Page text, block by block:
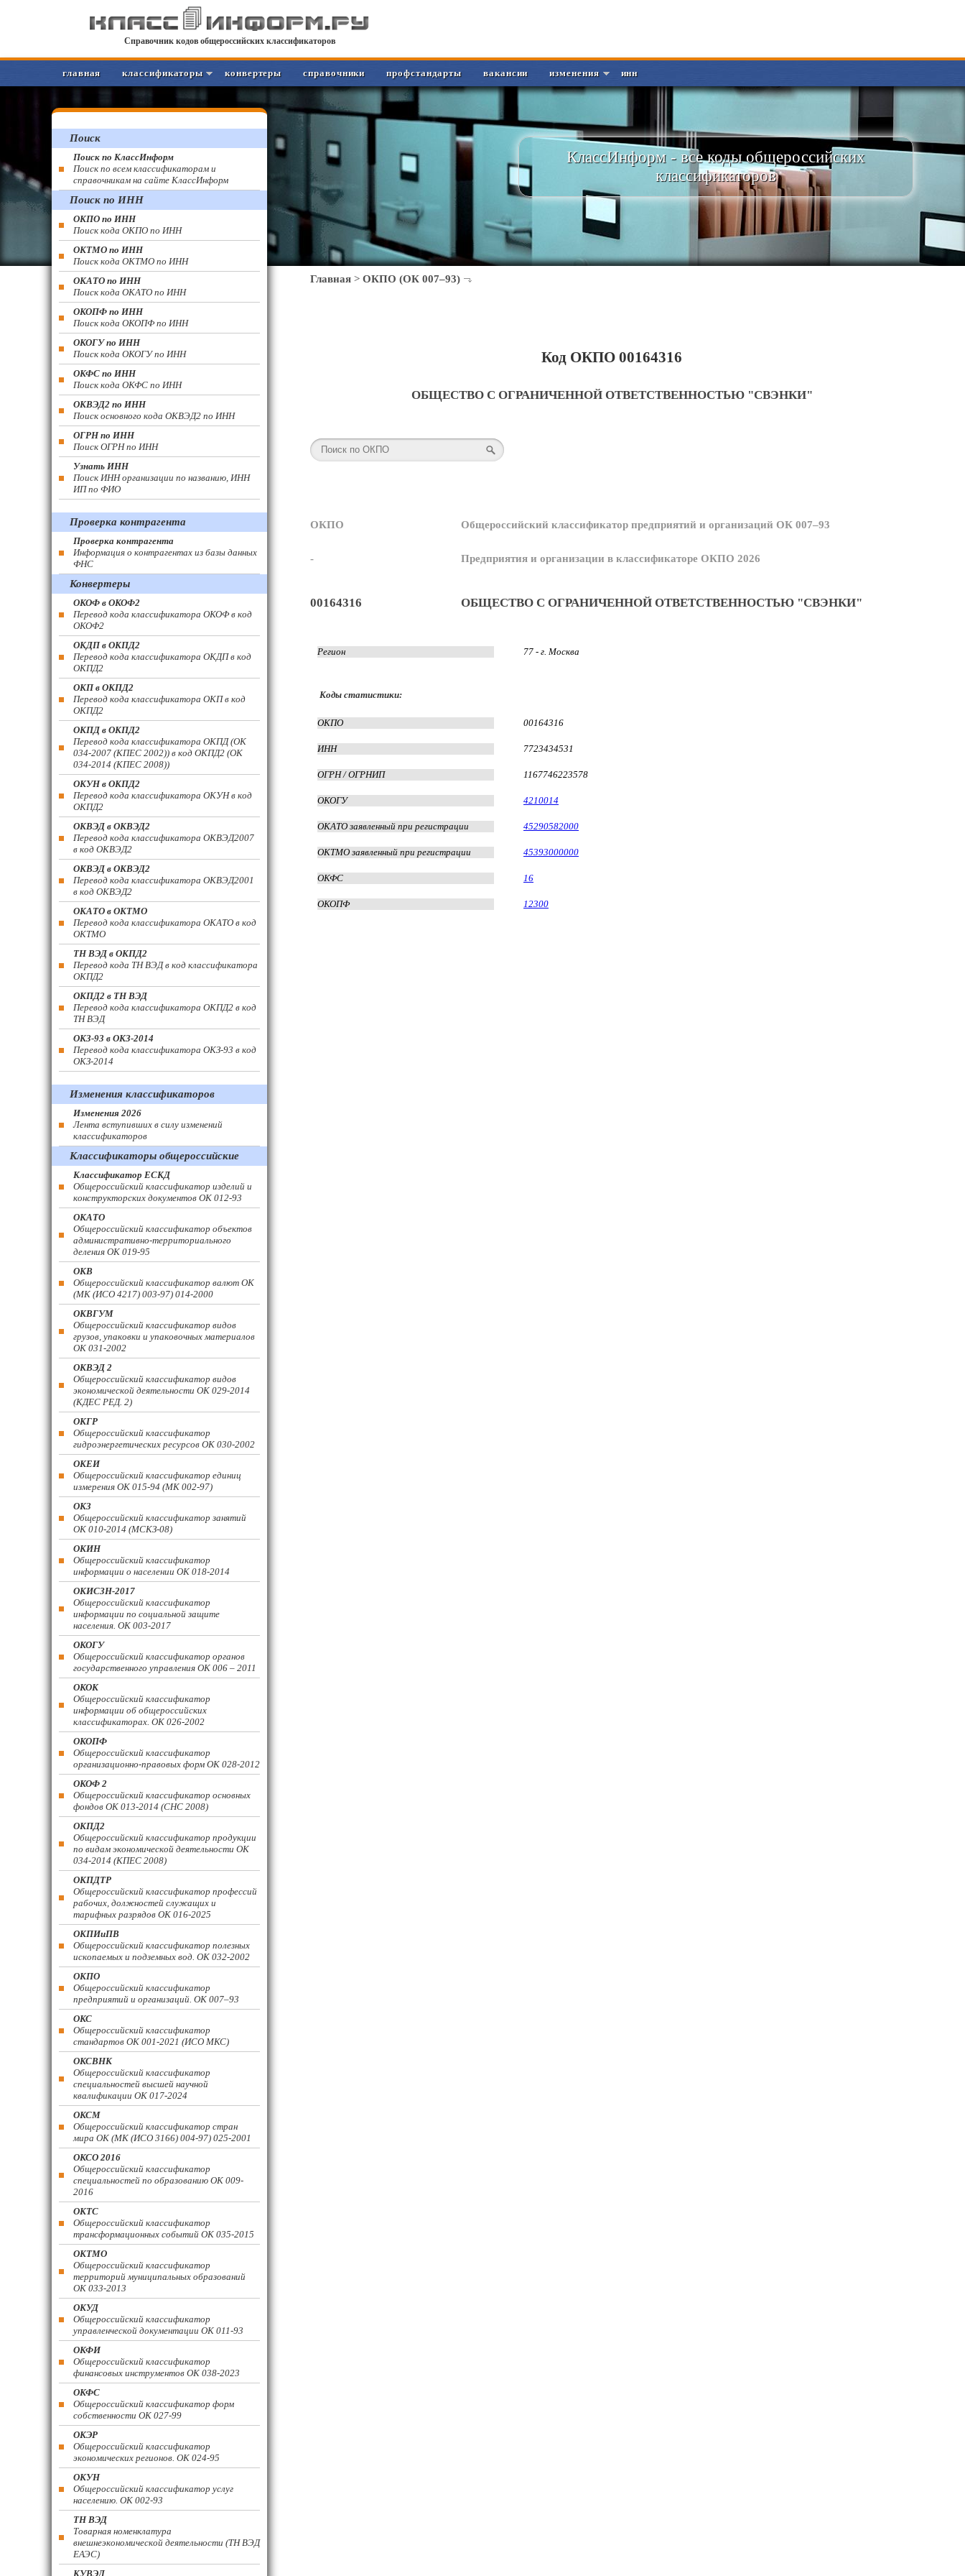
Справочник кодов общероссийских классификаторов
главная классификаторы конвертеры справочники профстандарты вакансии изменения инн
КлассИнформ - все коды общероссийских
классификаторов
Главная > ОКПО (ОК 007–93)
Код ОКПО 00164316
ОБЩЕСТВО С ОГРАНИЧЕННОЙ ОТВЕТСТВЕННОСТЬЮ "СВЭНКИ"
ОКПО Общероссийский классификатор предприятий и организаций ОК 007–93
- Предприятия и организации в классификаторе ОКПО 2026
00164316 ОБЩЕСТВО С ОГРАНИЧЕННОЙ ОТВЕТСТВЕННОСТЬЮ "СВЭНКИ"
Регион 77 - г. Москва
Коды статистики:
ОКПО 00164316
ИНН 7723434531
ОГРН / ОГРНИП 1167746223578
ОКОГУ 4210014
ОКАТО заявленный при регистрации 45290582000
ОКТМО заявленный при регистрации 45393000000
ОКФС 16
ОКОПФ 12300
Поиск
Поиск по КлассИнформ
Поиск по всем классификаторам и
справочникам на сайте КлассИнформ
Поиск по ИНН
ОКПО по ИНН
Поиск кода ОКПО по ИНН
ОКТМО по ИНН
Поиск кода ОКТМО по ИНН
ОКАТО по ИНН
Поиск кода ОКАТО по ИНН
ОКОПФ по ИНН
Поиск кода ОКОПФ по ИНН
ОКОГУ по ИНН
Поиск кода ОКОГУ по ИНН
ОКФС по ИНН
Поиск кода ОКФС по ИНН
ОКВЭД2 по ИНН
Поиск основного кода ОКВЭД2 по ИНН
ОГРН по ИНН
Поиск ОГРН по ИНН
Узнать ИНН
Поиск ИНН организации по названию, ИНН
ИП по ФИО
Проверка контрагента
Проверка контрагента
Информация о контрагентах из базы данных
ФНС
Конвертеры
ОКОФ в ОКОФ2
Перевод кода классификатора ОКОФ в код
ОКОФ2
ОКДП в ОКПД2
Перевод кода классификатора ОКДП в код
ОКПД2
ОКП в ОКПД2
Перевод кода классификатора ОКП в код
ОКПД2
ОКПД в ОКПД2
Перевод кода классификатора ОКПД (ОК
034-2007 (КПЕС 2002)) в код ОКПД2 (ОК
034-2014 (КПЕС 2008))
ОКУН в ОКПД2
Перевод кода классификатора ОКУН в код
ОКПД2
ОКВЭД в ОКВЭД2
Перевод кода классификатора ОКВЭД2007
в код ОКВЭД2
ОКВЭД в ОКВЭД2
Перевод кода классификатора ОКВЭД2001
в код ОКВЭД2
ОКАТО в ОКТМО
Перевод кода классификатора ОКАТО в код
ОКТМО
ТН ВЭД в ОКПД2
Перевод кода ТН ВЭД в код классификатора
ОКПД2
ОКПД2 в ТН ВЭД
Перевод кода классификатора ОКПД2 в код
ТН ВЭД
ОКЗ-93 в ОКЗ-2014
Перевод кода классификатора ОКЗ-93 в код
ОКЗ-2014
Изменения классификаторов
Изменения 2026
Лента вступивших в силу изменений
классификаторов
Классификаторы общероссийские
Классификатор ЕСКД
Общероссийский классификатор изделий и
конструкторских документов ОК 012-93
ОКАТО
Общероссийский классификатор объектов
административно-территориального
деления ОК 019-95
ОКВ
Общероссийский классификатор валют ОК
(МК (ИСО 4217) 003-97) 014-2000
ОКВГУМ
Общероссийский классификатор видов
грузов, упаковки и упаковочных материалов
ОК 031-2002
ОКВЭД 2
Общероссийский классификатор видов
экономической деятельности ОК 029-2014
(КДЕС РЕД. 2)
ОКГР
Общероссийский классификатор
гидроэнергетических ресурсов ОК 030-2002
ОКЕИ
Общероссийский классификатор единиц
измерения ОК 015-94 (МК 002-97)
ОКЗ
Общероссийский классификатор занятий
ОК 010-2014 (МСКЗ-08)
ОКИН
Общероссийский классификатор
информации о населении ОК 018-2014
ОКИСЗН-2017
Общероссийский классификатор
информации по социальной защите
населения. ОК 003-2017
ОКОГУ
Общероссийский классификатор органов
государственного управления ОК 006 – 2011
ОКОК
Общероссийский классификатор
информации об общероссийских
классификаторах. ОК 026-2002
ОКОПФ
Общероссийский классификатор
организационно-правовых форм ОК 028-2012
ОКОФ 2
Общероссийский классификатор основных
фондов ОК 013-2014 (СНС 2008)
ОКПД2
Общероссийский классификатор продукции
по видам экономической деятельности ОК
034-2014 (КПЕС 2008)
ОКПДТР
Общероссийский классификатор профессий
рабочих, должностей служащих и
тарифных разрядов ОК 016-2025
ОКПИиПВ
Общероссийский классификатор полезных
ископаемых и подземных вод. ОК 032-2002
ОКПО
Общероссийский классификатор
предприятий и организаций. ОК 007–93
ОКС
Общероссийский классификатор
стандартов ОК 001-2021 (ИСО МКС)
ОКСВНК
Общероссийский классификатор
специальностей высшей научной
квалификации ОК 017-2024
ОКСМ
Общероссийский классификатор стран
мира ОК (МК (ИСО 3166) 004-97) 025-2001
ОКСО 2016
Общероссийский классификатор
специальностей по образованию ОК 009-
2016
ОКТС
Общероссийский классификатор
трансформационных событий ОК 035-2015
ОКТМО
Общероссийский классификатор
территорий муниципальных образований
ОК 033-2013
ОКУД
Общероссийский классификатор
управленческой документации ОК 011-93
ОКФИ
Общероссийский классификатор
финансовых инструментов OK 038-2023
ОКФС
Общероссийский классификатор форм
собственности ОК 027-99
ОКЭР
Общероссийский классификатор
экономических регионов. ОК 024-95
ОКУН
Общероссийский классификатор услуг
населению. ОК 002-93
ТН ВЭД
Товарная номенклатура
внешнеэкономической деятельности (ТН ВЭД
ЕАЭС)
КУВЭД